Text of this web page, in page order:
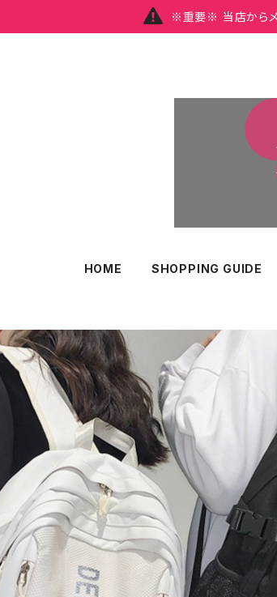
※重要※ 当店からメ
HOME SHOPPING GUIDE